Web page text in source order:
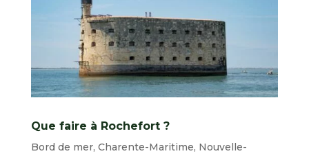
Que faire à Rochefort ?
Bord de mer, Charente-Maritime, Nouvelle-